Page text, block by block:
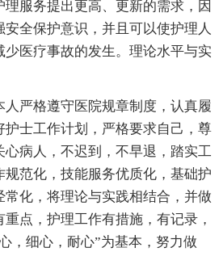
服务提出更高、更新的需求，因
全保护意识，并且可以使护理人
少医疗事故的发生。理论水平与实
人严格遵守医院规章制度，认真履
士工作计划，严格要求自己，尊
病人，不迟到，不早退，踏实工
范化，技能服务优质化，基础护
化，将理论与实践相结合，并做
点，护理工作有措施，有记录，
，细心，耐心”为基本，努力做